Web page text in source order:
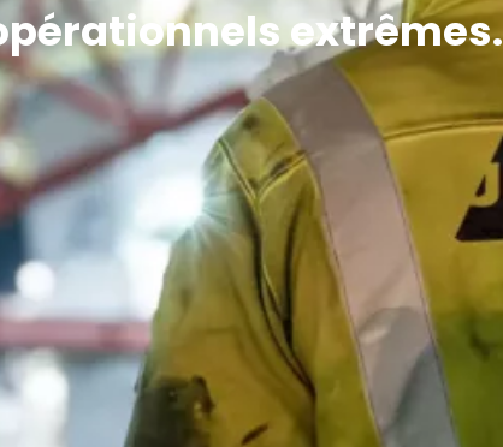
extrêmes.